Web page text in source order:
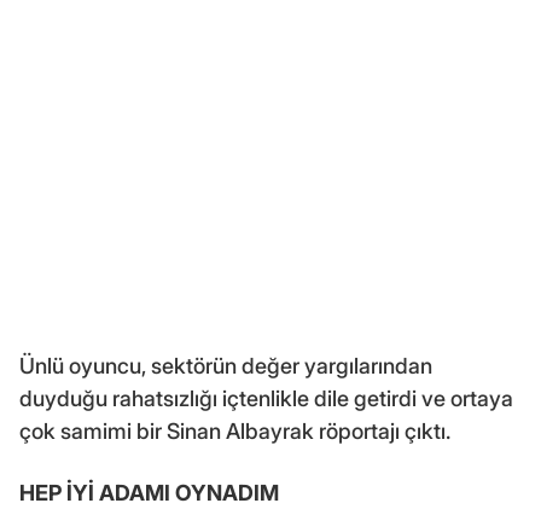
Ünlü oyuncu, sektörün değer yargılarından
duyduğu rahatsızlığı içtenlikle dile getirdi ve ortaya
çok samimi bir Sinan Albayrak röportajı çıktı.
HEP İYİ ADAMI OYNADIM